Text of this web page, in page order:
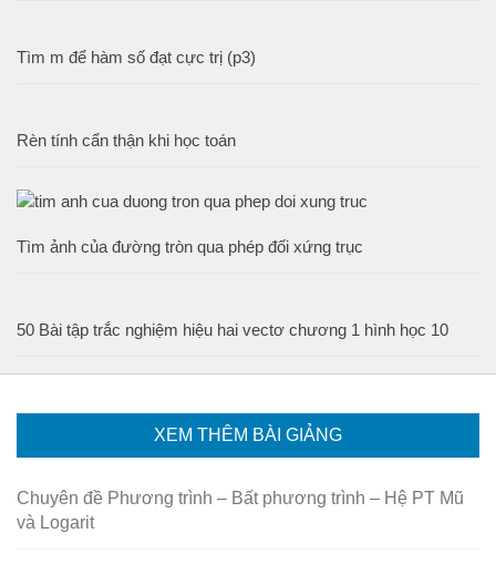
Tìm m để hàm số đạt cực trị (p3)
Rèn tính cẩn thận khi học toán
Tìm ảnh của đường tròn qua phép đối xứng trục
50 Bài tập trắc nghiệm hiệu hai vectơ chương 1 hình học 10
XEM THÊM BÀI GIẢNG
Chuyên đề Phương trình – Bất phương trình – Hệ PT Mũ
và Logarit